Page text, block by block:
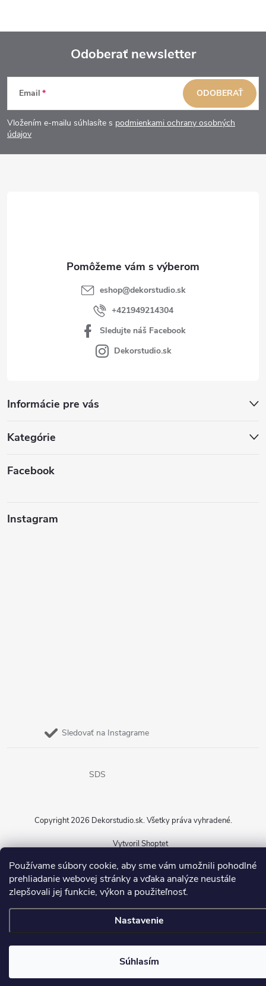
Používame súbory cookie, aby sme vám umožnili pohodlné
prehliadanie webovej stránky a vďaka analýze neustále
zlepšovali jej funkcie, výkon a použiteľnosť.
Nastavenie
Súhlasím
Z
á
p
Odoberať newsletter
Email
Vložením e-mailu súhlasíte s podmienkami ochrany osobných
údajov
ODOBERAŤ
Informácie pre vás
Kategórie
Facebook
Instagram
Sledovať na Instagrame
eshop@dekorstudio.sk
+421949214304
Sledujte náš Facebook
Dekorstudio.sk
SDS
Vytvoril Shoptet
Copyright 2026 Dekorstudio.sk. Všetky práva vyhradené.